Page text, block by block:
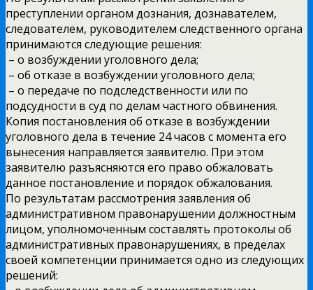
преступлении органом дознания, дознавателем,
следователем, руководителем следственного органа
принимаются следующие решения:
– о возбуждении уголовного дела;
– об отказе в возбуждении уголовного дела;
– о передаче по подследственности или по
подсудности в суд по делам частного обвинения.
Копия постановления об отказе в возбуждении
уголовного дела в течение 24 часов с момента его
вынесения направляется заявителю. При этом
заявителю разъясняются его право обжаловать
данное постановление и порядок обжалования.
По результатам рассмотрения заявления об
административном правонарушении должностным
лицом, уполномоченным составлять протоколы об
административных правонарушениях, в пределах
своей компетенции принимается одно из следующих
решений: